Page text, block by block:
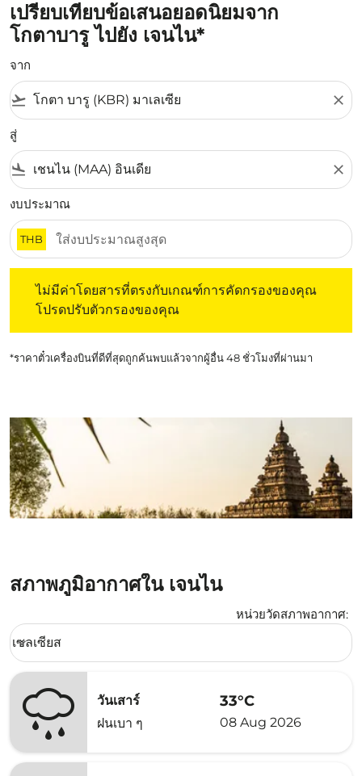
เปรียบเทียบข้อเสนอยอดนิยมจาก
โกตาบารู ไปยัง เจนไน*
จาก
flight_takeoff close
สู่
flight_land close
งบประมาณ
THB
ไม่มีค่าโดยสารที่ตรงกับเกณฑ์การคัดกรองของคุณ
โปรดปรับตัวกรองของคุณ
*ราคาตั๋วเครื่องบินที่ดีที่สุดถูกค้นพบแล้วจากผู้อื่น 48 ชั่วโมงที่ผ่านมา
สภาพภูมิอากาศใน เจนไน
หน่วยวัดสภาพอากาศ:
Weather unit option เซลเซียส Selected
เซลเซียส
keyboard_arrow_down
วันเสาร์
ฝนเบา ๆ
33°C
08 Aug 2026